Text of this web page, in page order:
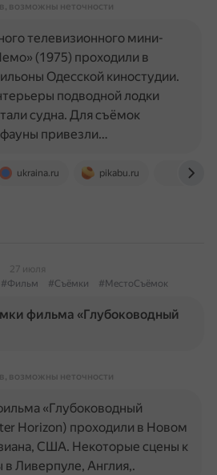
возможны неточности
ukraina.ru pikabu.ru
телевизионного мини-
(1975) проходили в
Одесской киностудии.
подводной лодки
судна. Для съёмок
привезли…
27 июля
#Фильм #Съёмки #МестоСъёмок
фильма «Глубоководный
возможны неточности
«Глубоководный
Horizon) проходили в Новом
США. Некоторые сцены к
в Ливерпуле, Англия,.